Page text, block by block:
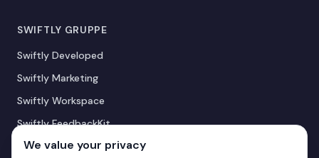
SWIFTLY GRUPPE
Swiftly Developed
Swiftly Marketing
Swiftly Workspace
Swiftly FeedbackKit
Swiftly AIKit
We value your privacy